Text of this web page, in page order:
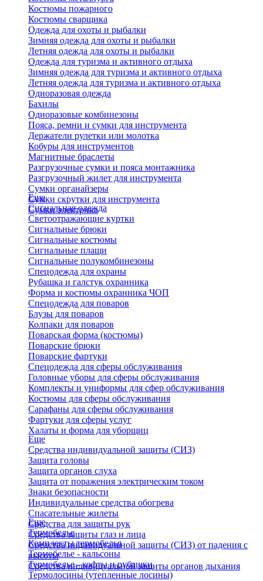
Костюмы пожарного
Костюмы сварщика
Одежда для охоты и рыбалки
Зимняя одежда для охоты и рыбалки
Летняя одежда для охоты и рыбалки
Одежда для туризма и активного отдыха
Зимняя одежда для туризма и активного отдыха
Летняя одежда для туризма и активного отдыха
Одноразовая одежда
Бахилы
Одноразовые комбинезоны
Пояса, ремни и сумки для инструмента
Держатели рулетки или молотка
Кобуры для инструментов
Магнитные браслеты
Разгрузочные сумки и пояса монтажника
Разгрузочный жилет для инструмента
Сумки органайзеры
Сумки скрутки для инструмента
Сумки электрика
Еще
Сигнальная одежда
Светоотражающие куртки
Сигнальные брюки
Сигнальные костюмы
Сигнальные плащи
Сигнальные полукомбинезоны
Спецодежда для охраны
Рубашка и галстук охранника
Форма и костюмы охранника ЧОП
Спецодежда для поваров
Блузы для поваров
Колпаки для поваров
Поварская форма (костюмы)
Поварские брюки
Поварские фартуки
Спецодежда для сферы обслуживания
Головные уборы для сферы обслуживания
Комплекты и униформы для сфер обслуживания
Костюмы для сферы обслуживания
Сарафаны для сферы обслуживания
Фартуки для сферы услуг
Халаты и форма для уборщиц
Еще
Средства индивидуальной защиты (СИЗ)
Защита головы
Защита органов слуха
Защита от поражения электрическим током
Знаки безопасности
Индивидуальные средства обогрева
Спасательные жилеты
Средства для защиты рук
Средства защиты глаз и лица
Средства индивидуальной защиты (СИЗ) от падения с
высоты
Средства индивидуальной защиты органов дыхания
Еще
Термобелье
Комплекты термобелья
Термобелье - кальсоны
Термобелье - кофты и рубашки
Термолосины (утепленные лосины)